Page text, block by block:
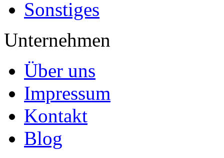
Sonstiges
Unternehmen
Über uns
Impressum
Kontakt
Blog